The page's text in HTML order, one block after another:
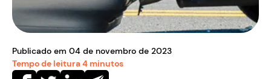
Publicado em 04 de novembro de 2023
Tempo de leitura4 minutos